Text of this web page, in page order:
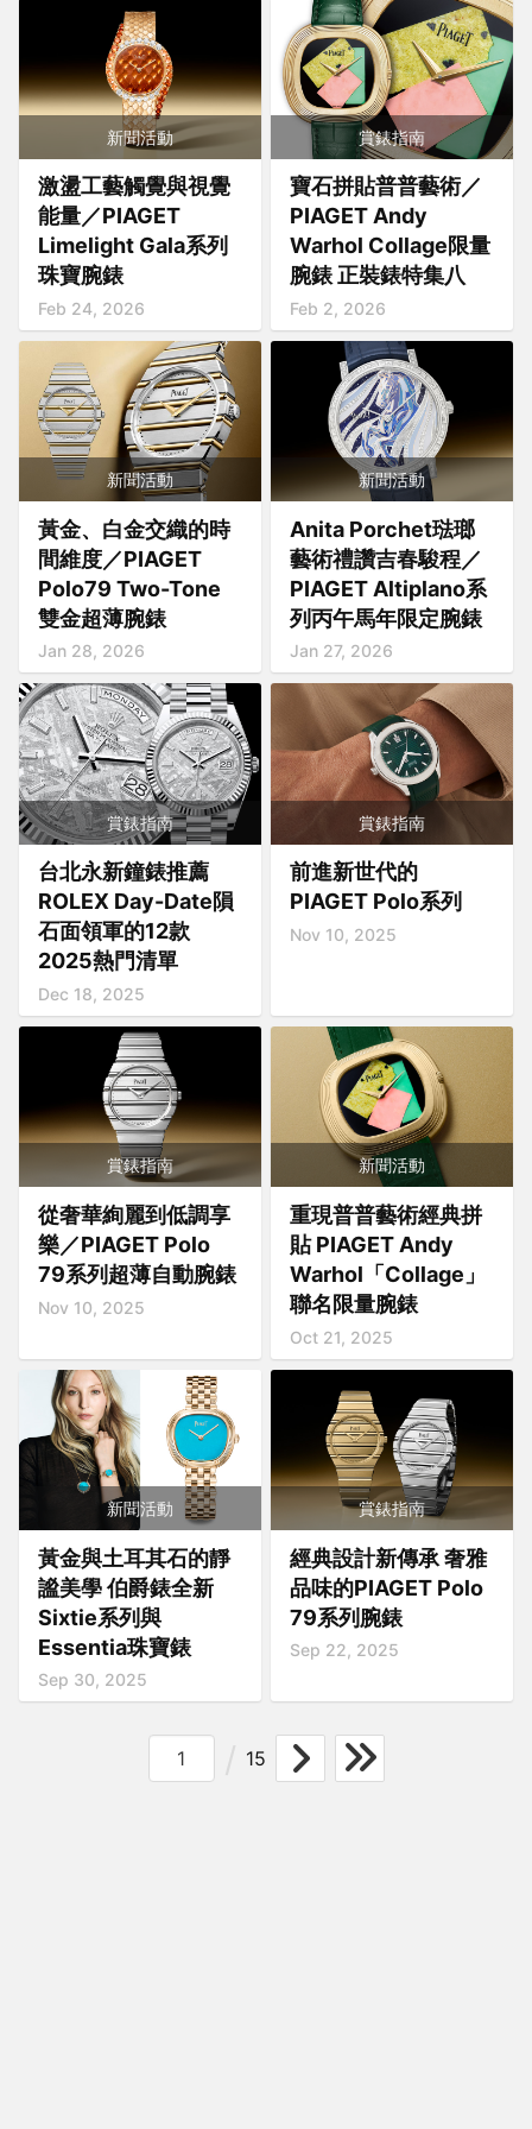
新聞活動
激盪工藝觸覺與視覺
能量／PIAGET
Limelight Gala系列
珠寶腕錶
Feb 24, 2026
賞錶指南
寶石拼貼普普藝術／
PIAGET Andy
Warhol Collage限量
腕錶 正裝錶特集八
Feb 2, 2026
新聞活動
黃金、白金交織的時
間維度／PIAGET
Polo79 Two-Tone
雙金超薄腕錶
Jan 28, 2026
新聞活動
Anita Porchet琺瑯
藝術禮讚吉春駿程／
PIAGET Altiplano系
列丙午馬年限定腕錶
Jan 27, 2026
賞錶指南
台北永新鐘錶推薦
ROLEX Day-Date隕
石面領軍的12款
2025熱門清單
Dec 18, 2025
賞錶指南
前進新世代的
PIAGET Polo系列
Nov 10, 2025
賞錶指南
從奢華絢麗到低調享
樂／PIAGET Polo
79系列超薄自動腕錶
Nov 10, 2025
新聞活動
重現普普藝術經典拼
貼 PIAGET Andy
Warhol「Collage」
聯名限量腕錶
Oct 21, 2025
新聞活動
黃金與土耳其石的靜
謐美學 伯爵錶全新
Sixtie系列與
Essentia珠寶錶
Sep 30, 2025
賞錶指南
經典設計新傳承 奢雅
品味的PIAGET Polo
79系列腕錶
Sep 22, 2025
15